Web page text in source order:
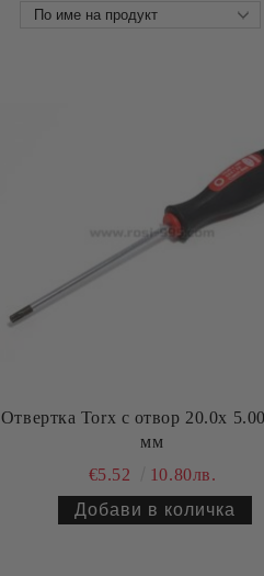
Отвертка Torx с отвор 20.0х
мм
€5.52
10.80лв.